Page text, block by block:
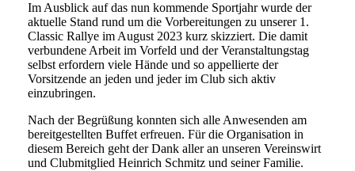
Im Ausblick auf das nun kommende Sportjahr wurde der
aktuelle Stand rund um die Vorbereitungen zu unserer 1.
Classic Rallye im August 2023 kurz skizziert. Die damit
verbundene Arbeit im Vorfeld und der Veranstaltungstag
selbst erfordern viele Hände und so appellierte der
Vorsitzende an jeden und jeder im Club sich aktiv
einzubringen.
Nach der Begrüßung konnten sich alle Anwesenden am
bereitgestellten Buffet erfreuen. Für die Organisation in
diesem Bereich geht der Dank aller an unseren Vereinswirt
und Clubmitglied Heinrich Schmitz und seiner Familie.